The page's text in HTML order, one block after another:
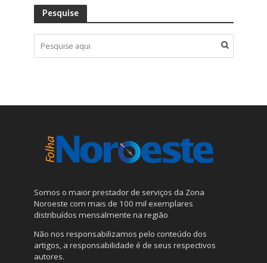
Pesquise
Somos o maior prestador de serviços da Zona
Noroeste com mais de 100 mil exemplares
distribuídos mensalmente na região
Não nos responsabilizamos pelo conteúdo dos
artigos, a responsabilidade é de seus respectivos
autores.